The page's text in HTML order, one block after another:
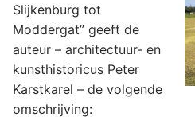
Slijkenburg tot
Moddergat” geeft de
auteur – architectuur- en
kunsthistoricus Peter
Karstkarel – de volgende
omschrijving: